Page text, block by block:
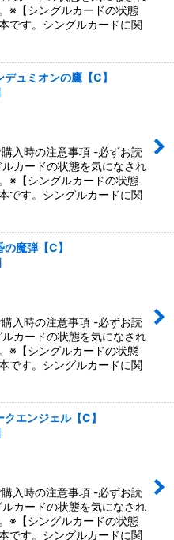
※【シングルカードの状態
です。シングルカードに関
ュミオンの鷹【C】
入時の注意事項 -必ずお読
カードの状態を気になされ
※【シングルカードの状態
です。シングルカードに関
魔弾【C】
入時の注意事項 -必ずお読
カードの状態を気になされ
※【シングルカードの状態
です。シングルカードに関
エンジェル【C】
入時の注意事項 -必ずお読
カードの状態を気になされ
※【シングルカードの状態
です。シングルカードに関